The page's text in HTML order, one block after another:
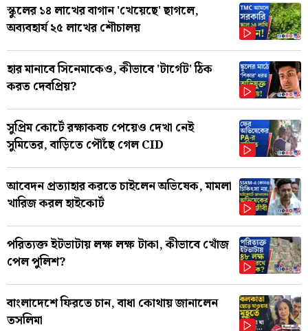
স্কুলের ১৪ লাখের বাগান 'খেয়েছে' ছাগলে,
অব্যবহার্য ২৫ লাখের শৌচালয়
হার মানাবে সিনেমাকেও, কীভাবে 'টার্গেট' ঠিক
করত দেবপ্রিয়?
সুপ্রিম কোর্টে রক্ষাকবচ পেয়েও দেখা নেই
সুমিতের, বাড়িতে পৌঁছে গেল CID
আবেদন প্রত্যাহার করতে চাইলেন অভিষেক, মামলা
খারিজ করল হাইকোর্ট
পরিত্যক্ত ইটভাটায় লক্ষ লক্ষ টাকা, কীভাবে খোঁজ
পেল পুলিশ?
বাংলাদেশে ফিরতে চান, বাধা কোথায় জানালেন
তসলিমা